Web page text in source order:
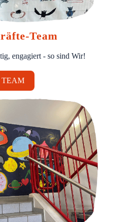
Team
engagiert - so sind Wir!
TEAM